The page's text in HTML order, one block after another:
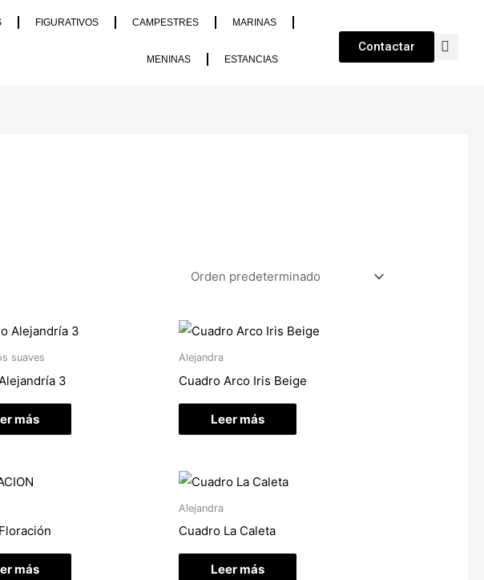
FIGURATIVOS CAMPESTRES MARINAS
MENINAS ESTANCIAS
Contactar
suaves
3
más
Alejandra
Cuadro Arco Iris Beige
Leer más
más
Alejandra
Cuadro La Caleta
Leer más